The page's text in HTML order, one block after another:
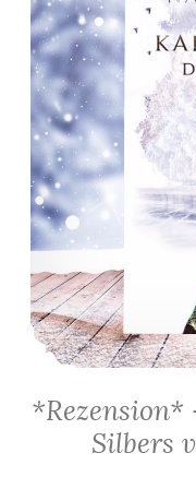
*Rezension*
Silbers